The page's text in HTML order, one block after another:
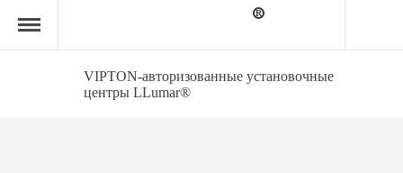
VIPTON-авторизованные установочные
центры LLumar®
страница